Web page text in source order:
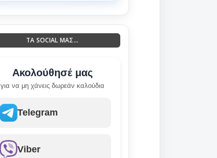
ΤΑ SOCIAL ΜΑΣ...
Ακολούθησέ μας
για να μη χάνεις δωρεάν καλούδια
Telegram
Viber